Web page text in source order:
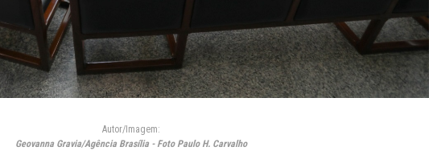
Autor/Imagem:
Geovanna Gravia/Agência Brasília - Foto Paulo H. Carvalho